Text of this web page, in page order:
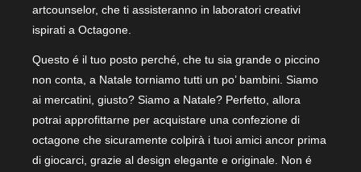
artcounselor, che ti assisteranno in laboratori creativi
ispirati a Octagone.
Questo é il tuo posto perché, che tu sia grande o piccino
non conta, a Natale torniamo tutti un po’ bambini. Siamo
ai mercatini, giusto? Siamo a Natale? Perfetto, allora
potrai approfittarne per acquistare una confezione di
octagone che sicuramente colpirà i tuoi amici ancor prima
di giocarci, grazie al design elegante e originale. Non é